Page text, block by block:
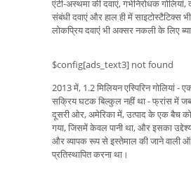
एंटी-अस्थमा की दवाएं, गर्भनिरोधक गोलियां,
संबंधी दवाएं और हाल ही में साइटोस्टैटिक्स
लोकप्रिय दवाएं भी अक्सर नकली के लिए
$config[ads_text3] not found
2013 में, 1.2 मिलियन एस्पिरिन गोलियां -
सक्रिय घटक बिल्कुल नहीं था - फ्रांस में
दूसरी ओर, अमेरिका में, उत्पाद के एक बैच को
गया, जिसमें केवल पानी था, और इसका
और व्यापक रूप से इस्तेमाल की जाने वाली
प्रतिस्थापित करना था।